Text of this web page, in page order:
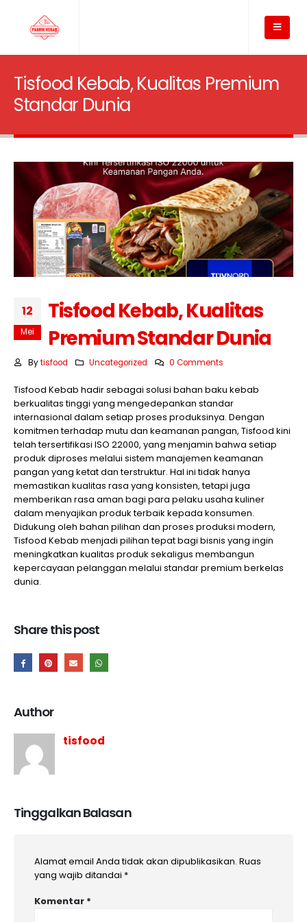
Tisfood Kebab, Kualitas Premium
Standar Dunia
12
Mei
Tisfood Kebab, Kualitas
Premium Standar Dunia
By tisfood Uncategorized 0 Comments
Tisfood Kebab hadir sebagai solusi bahan baku kebab
berkualitas tinggi yang mengedepankan standar
internasional dalam setiap proses produksinya. Dengan
komitmen terhadap mutu dan keamanan pangan, Tisfood kini
telah tersertifikasi ISO 22000, yang menjamin bahwa setiap
produk diproses melalui sistem manajemen keamanan
pangan yang ketat dan terstruktur. Hal ini tidak hanya
memastikan kualitas rasa yang konsisten, tetapi juga
memberikan rasa aman bagi para pelaku usaha kuliner
dalam menyajikan produk terbaik kepada konsumen.
Didukung oleh bahan pilihan dan proses produksi modern,
Tisfood Kebab menjadi pilihan tepat bagi bisnis yang ingin
meningkatkan kualitas produk sekaligus membangun
kepercayaan pelanggan melalui standar premium berkelas
dunia.
Share this post
Author
tisfood
Tinggalkan Balasan
Alamat email Anda tidak akan dipublikasikan. Ruas
yang wajib ditandai *
Komentar *